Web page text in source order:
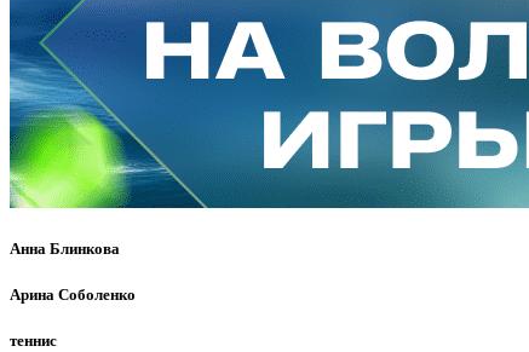
Анна Блинкова
Арина Соболенко
теннис